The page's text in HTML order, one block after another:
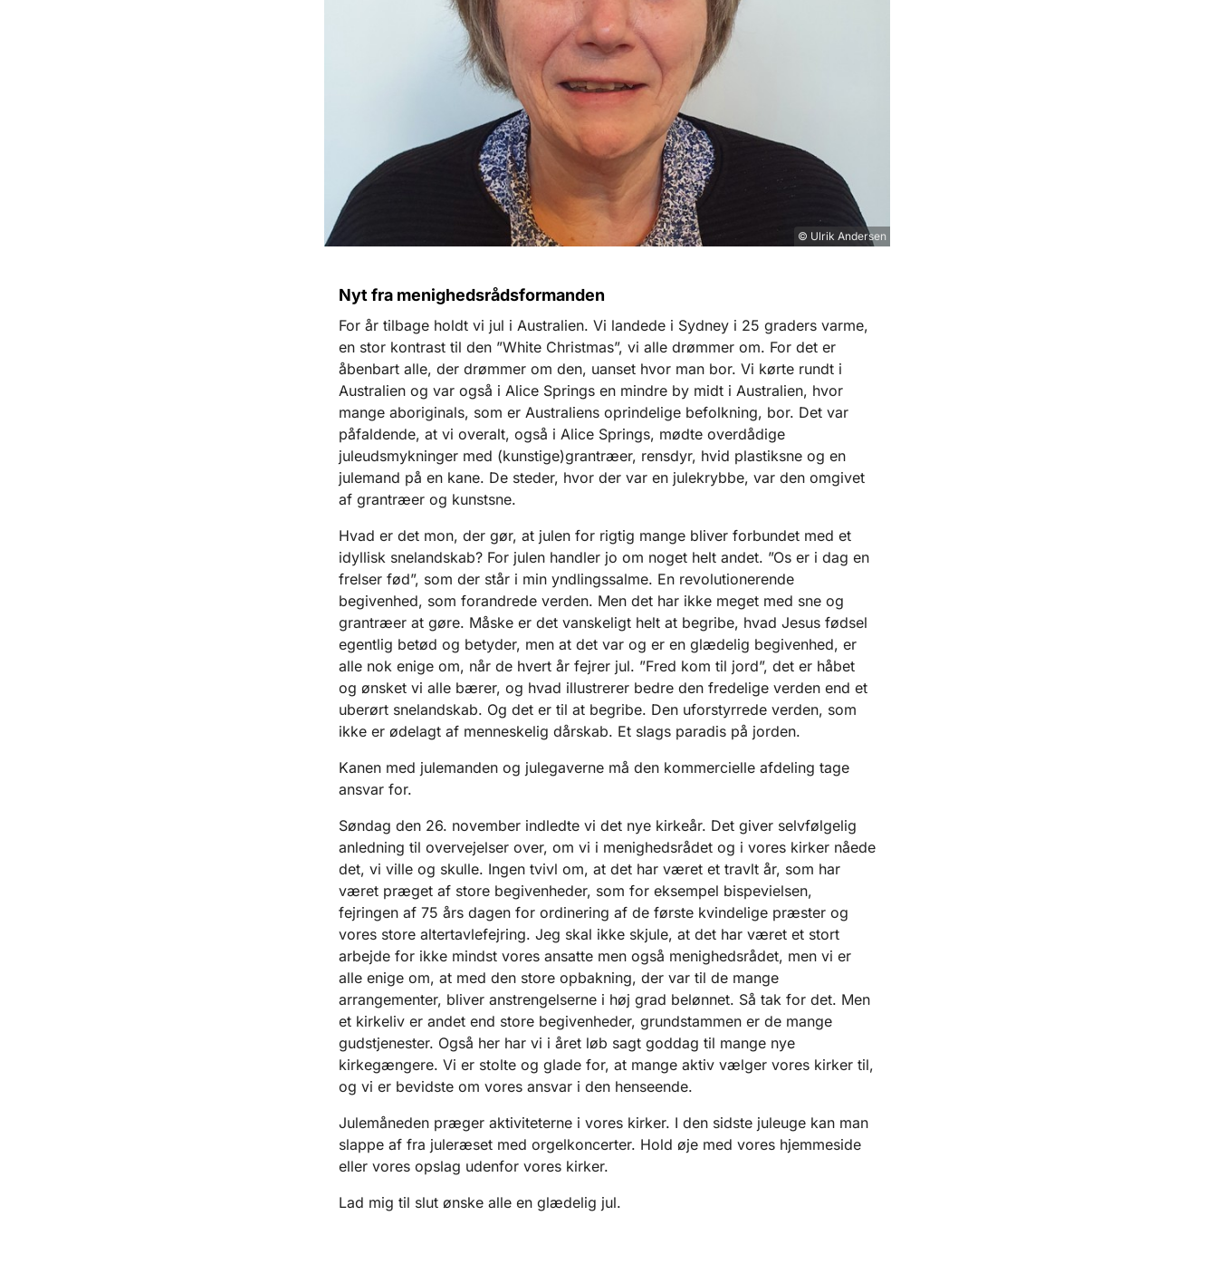
© Ulrik Andersen
Nyt fra menighedsrådsformanden
For år tilbage holdt vi jul i Australien. Vi landede i Sydney i 25 graders varme,
en stor kontrast til den ”White Christmas”, vi alle drømmer om. For det er
åbenbart alle, der drømmer om den, uanset hvor man bor. Vi kørte rundt i
Australien og var også i Alice Springs en mindre by midt i Australien, hvor
mange aboriginals, som er Australiens oprindelige befolkning, bor. Det var
påfaldende, at vi overalt, også i Alice Springs, mødte overdådige
juleudsmykninger med (kunstige)grantræer, rensdyr, hvid plastiksne og en
julemand på en kane. De steder, hvor der var en julekrybbe, var den omgivet
af grantræer og kunstsne.
Hvad er det mon, der gør, at julen for rigtig mange bliver forbundet med et
idyllisk snelandskab? For julen handler jo om noget helt andet. ”Os er i dag en
frelser fød”, som der står i min yndlingssalme. En revolutionerende
begivenhed, som forandrede verden. Men det har ikke meget med sne og
grantræer at gøre. Måske er det vanskeligt helt at begribe, hvad Jesus fødsel
egentlig betød og betyder, men at det var og er en glædelig begivenhed, er
alle nok enige om, når de hvert år fejrer jul. ”Fred kom til jord”, det er håbet
og ønsket vi alle bærer, og hvad illustrerer bedre den fredelige verden end et
uberørt snelandskab. Og det er til at begribe. Den uforstyrrede verden, som
ikke er ødelagt af menneskelig dårskab. Et slags paradis på jorden.
Kanen med julemanden og julegaverne må den kommercielle afdeling tage
ansvar for.
Søndag den 26. november indledte vi det nye kirkeår. Det giver selvfølgelig
anledning til overvejelser over, om vi i menighedsrådet og i vores kirker nåede
det, vi ville og skulle. Ingen tvivl om, at det har været et travlt år, som har
været præget af store begivenheder, som for eksempel bispevielsen,
fejringen af 75 års dagen for ordinering af de første kvindelige præster og
vores store altertavlefejring. Jeg skal ikke skjule, at det har været et stort
arbejde for ikke mindst vores ansatte men også menighedsrådet, men vi er
alle enige om, at med den store opbakning, der var til de mange
arrangementer, bliver anstrengelserne i høj grad belønnet. Så tak for det. Men
et kirkeliv er andet end store begivenheder, grundstammen er de mange
gudstjenester. Også her har vi i året løb sagt goddag til mange nye
kirkegængere. Vi er stolte og glade for, at mange aktiv vælger vores kirker til,
og vi er bevidste om vores ansvar i den henseende.
Julemåneden præger aktiviteterne i vores kirker. I den sidste juleuge kan man
slappe af fra juleræset med orgelkoncerter. Hold øje med vores hjemmeside
eller vores opslag udenfor vores kirker.
Lad mig til slut ønske alle en glædelig jul.